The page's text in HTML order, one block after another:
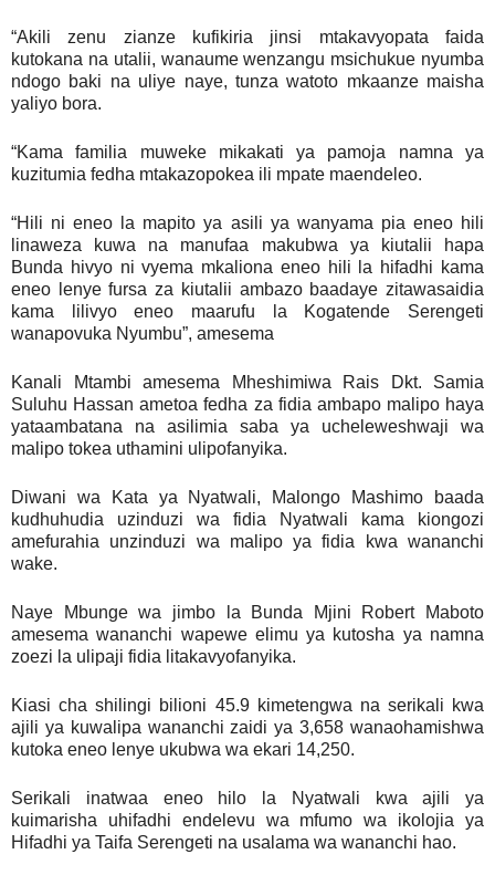
“Akili zenu zianze kufikiria jinsi mtakavyopata faida
kutokana na utalii, wanaume wenzangu msichukue nyumba
ndogo baki na uliye naye, tunza watoto mkaanze maisha
yaliyo bora.
“Kama familia muweke mikakati ya pamoja namna ya
kuzitumia fedha mtakazopokea ili mpate maendeleo.
“Hili ni eneo la mapito ya asili ya wanyama pia eneo hili
linaweza kuwa na manufaa makubwa ya kiutalii hapa
Bunda hivyo ni vyema mkaliona eneo hili la hifadhi kama
eneo lenye fursa za kiutalii ambazo baadaye zitawasaidia
kama lilivyo eneo maarufu la Kogatende Serengeti
wanapovuka Nyumbu”, amesema
Kanali Mtambi amesema Mheshimiwa Rais Dkt. Samia
Suluhu Hassan ametoa fedha za fidia ambapo malipo haya
yataambatana na asilimia saba ya ucheleweshwaji wa
malipo tokea uthamini ulipofanyika.
Diwani wa Kata ya Nyatwali, Malongo Mashimo baada
kudhuhudia uzinduzi wa fidia Nyatwali kama kiongozi
amefurahia unzinduzi wa malipo ya fidia kwa wananchi
wake.
Naye Mbunge wa jimbo la Bunda Mjini Robert Maboto
amesema wananchi wapewe elimu ya kutosha ya namna
zoezi la ulipaji fidia litakavyofanyika.
Kiasi cha shilingi bilioni 45.9 kimetengwa na serikali kwa
ajili ya kuwalipa wananchi zaidi ya 3,658 wanaohamishwa
kutoka eneo lenye ukubwa wa ekari 14,250.
Serikali inatwaa eneo hilo la Nyatwali kwa ajili ya
kuimarisha uhifadhi endelevu wa mfumo wa ikolojia ya
Hifadhi ya Taifa Serengeti na usalama wa wananchi hao.